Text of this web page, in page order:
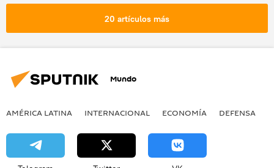
20 artículos más
Mundo
AMÉRICA LATINA INTERNACIONAL ECONOMÍA DEFENSA